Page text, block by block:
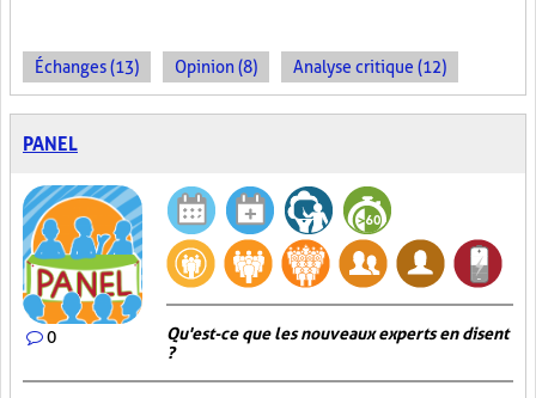
Échanges (13) Opinion (8) Analyse critique (12)
PANEL
0
Qu'est-ce que les nouveaux experts en disent
?